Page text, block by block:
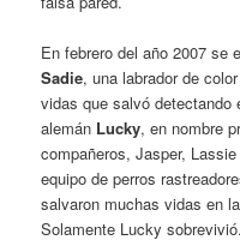
En febrero del año 2007 se
Sadie, una labrador de
vidas que salvó
alemán Lucky, en nombre
compañeros, Jasper,
equipo de perros
salvaron muchas vidas en
Solamente Lucky sobrevivió.